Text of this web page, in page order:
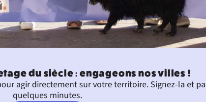
du siècle : engageons nos villes !
agir directement sur votre territoire. Signez-la et
quelques minutes.